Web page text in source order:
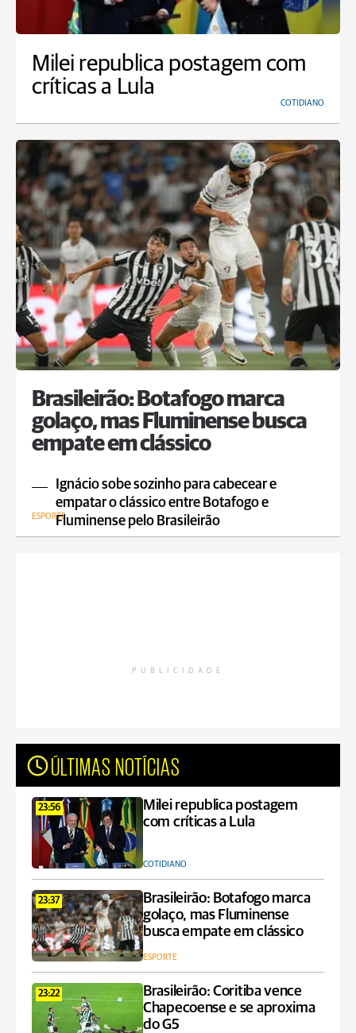
Milei republica postagem com
críticas a Lula
COTIDIANO
Brasileirão: Botafogo marca
golaço, mas Fluminense busca
empate em clássico
Ignácio sobe sozinho para cabecear e
empatar o clássico entre Botafogo e
Fluminense pelo Brasileirão
ESPORTE
PUBLICIDADE
ÚLTIMAS NOTÍCIAS
23:56
Milei republica postagem
com críticas a Lula
COTIDIANO
23:37
Brasileirão: Botafogo marca
golaço, mas Fluminense
busca empate em clássico
ESPORTE
23:22
Brasileirão: Coritiba vence
Chapecoense e se aproxima
do G5